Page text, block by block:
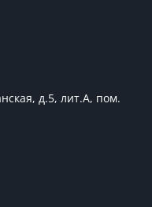
д.5, лит.А, пом.